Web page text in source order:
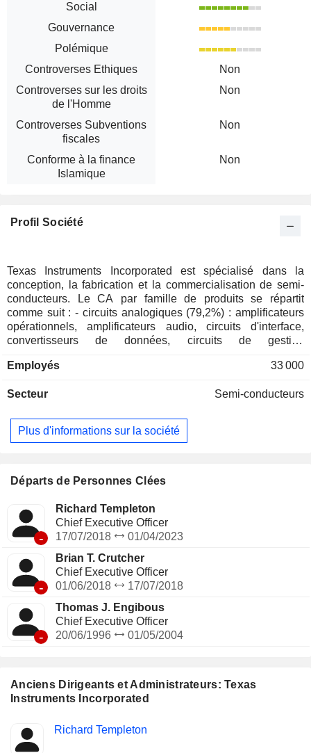
Anciens Dirigeants et Administrateurs: Texas
Instruments Incorporated
Insider
Fonctions
Richard Templeton
Social
Gouvernance
Polémique
Controverses Ethiques
Non
Controverses sur les droits
de l'Homme
Non
Controverses Subventions
fiscales
Non
Conforme à la finance
Islamique
Non
Profil Société
Texas Instruments Incorporated est spécialisé dans la
conception, la fabrication et la commercialisation de semi-
conducteurs. Le CA par famille de produits se répartit
comme suit : - circuits analogiques (79,2%) : amplificateurs
opérationnels, amplificateurs audio, circuits d'interface,
convertisseurs de données, circuits de gestion
(15,2%) : microprocesseurs, processeurs de signaux
télécoms (téléphones et infrastructures cellulaires) et
graphiques et produits de connectivité sans fil. La répartition
géographique du CA est la suivante : Etats-Unis (38,2%),
Employés 33 000
Secteur Semi-conducteurs
Plus d'informations sur la société
Départs de Personnes Clées
-
Richard Templeton
Chief Executive Officer
17/07/2018
01/04/2023
-
Brian T. Crutcher
Chief Executive Officer
01/06/2018
17/07/2018
-
Thomas J. Engibous
Chief Executive Officer
20/06/1996
01/05/2004